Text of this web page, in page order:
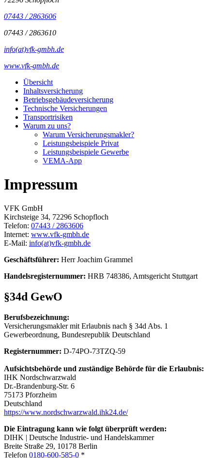
07443 / 2863606
07443 / 2863610
info(at)vfk-gmbh.de
www.vfk-gmbh.de
Übersicht
Inhaltsversicherung
Betriebsgebäudeversicherung
Technische Versicherungen
Transportrisiken
Warum zu uns?
Warum Versicherungsmakler?
Leistungsbeispiele Privat
Leistungsbeispiele Gewerbe
VEMA-App
Impressum
VFK GmbH
Kirchsteige 34, 72296 Schopfloch
Telefon: 07443 / 2863606
Internet: www.vfk-gmbh.de
E-Mail: info(at)vfk-gmbh.de
Geschäftsführer: Herr Joachim Grammel
Handelsregisternummer: HRB 748386, Amtsgericht Stuttgart
§34d GewO
Berufsbezeichnung:
Versicherungsmakler mit Erlaubnis nach § 34d Abs. 1
Gewerbeordnung, Bundesrepublik Deutschland
Registernummer: D-74PO-73TZQ-59
Aufsichtsbehörde und zuständige Behörde für die Erlaubnis:
IHK Nordschwarzwald
Dr.-Brandenburg-Str. 6
75173 Pforzheim
Deutschland
https://www.nordschwarzwald.ihk24.de/
Die Eintragung kann wie folgt überprüft werden:
DIHK | Deutsche Industrie- und Handelskammer
Breite Straße 29, 10178 Berlin
Telefon 0180-600-585-0 *